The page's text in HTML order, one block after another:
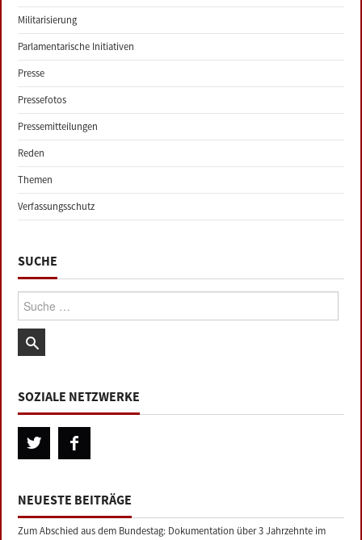
Militarisierung
Parlamentarische Initiativen
Presse
Pressefotos
Pressemitteilungen
Reden
Themen
Verfassungsschutz
SUCHE
Suche:
SOZIALE NETZWERKE
NEUESTE BEITRÄGE
Zum Abschied aus dem Bundestag: Dokumentation über 3 Jahrzehnte im